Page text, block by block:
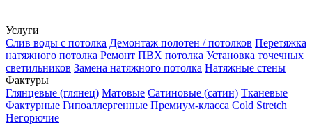
Услуги
Слив воды с потолка Демонтаж полотен / потолков Перетяжка
натяжного потолка Ремонт ПВХ потолка Установка точечных
светильников Замена натяжного потолка Натяжные стены
Фактуры
Глянцевые (глянец) Матовые Сатиновые (сатин) Тканевые
Фактурные Гипоаллергенные Премиум-класса Cold Stretch
Негорючие